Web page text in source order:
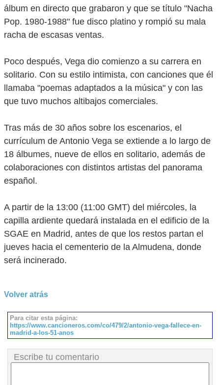
álbum en directo que grabaron y que se título "Nacha
Pop. 1980-1988" fue disco platino y rompió su mala
racha de escasas ventas.
Poco después, Vega dio comienzo a su carrera en
solitario. Con su estilo intimista, con canciones que él
llamaba "poemas adaptados a la música" y con las
que tuvo muchos altibajos comerciales.
Tras más de 30 años sobre los escenarios, el
currículum de Antonio Vega se extiende a lo largo de
18 álbumes, nueve de ellos en solitario, además de
colaboraciones con distintos artistas del panorama
español.
A partir de la 13:00 (11:00 GMT) del miércoles, la
capilla ardiente quedará instalada en el edificio de la
SGAE en Madrid, antes de que los restos partan el
jueves hacia el cementerio de la Almudena, donde
será incinerado.
Volver atrás
Para citar esta página:
https://www.cancioneros.com/co/479/2/antonio-vega-fallece-en-
madrid-a-los-51-anos
Escribe tu comentario